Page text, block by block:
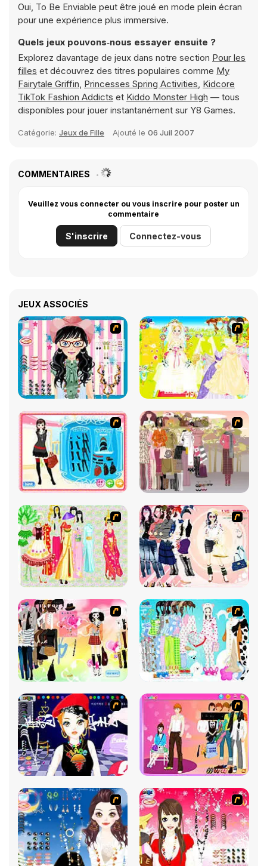
Oui, To Be Enviable peut être joué en mode plein écran
pour une expérience plus immersive.
Quels jeux pouvons‑nous essayer ensuite ?
Explorez davantage de jeux dans notre section Pour les
filles et découvrez des titres populaires comme My
Fairytale Griffin, Princesses Spring Activities, Kidcore
TikTok Fashion Addicts et Kiddo Monster High — tous
disponibles pour jouer instantanément sur Y8 Games.
Catégorie: Jeux de Fille Ajouté le 06 Juil 2007
COMMENTAIRES
Veuillez vous connecter ou vous inscrire pour poster un
commentaire
S'inscrire Connectez-vous
JEUX ASSOCIÉS